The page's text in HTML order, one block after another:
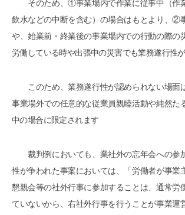
そのため、①事業場内で作業に従事中（作業
飲水などの中断を含む）の場合はもとより、②
や、始業前・終業後の事業場内での行動の際
労働している時や出張中の災害でも業務遂行性が
このため、業務遂行性が認められない場面
事業場外での任意的な従業員親睦活動や純然た
中の場合に限定されます
裁判例においても、業社外の忘年会への参
性が争われた事案においては、「労働者が事業
懇親会等の社外行事に参加することは、通常労
ていないから、右社外行事を行うことが事業運